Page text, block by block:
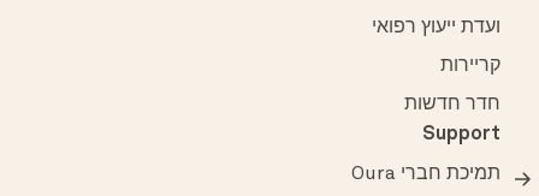
ועדת ייעוץ רפואי
קריירות
חדר חדשות
Support
תמיכת חברי Oura